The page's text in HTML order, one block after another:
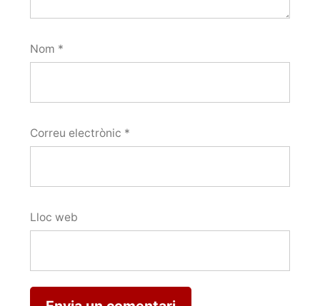
Nom *
Correu electrònic *
Lloc web